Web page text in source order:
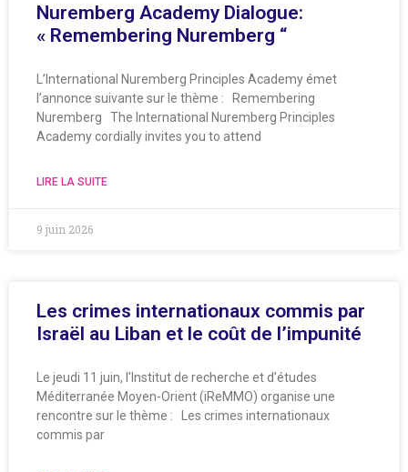
Nuremberg Academy Dialogue:
« Remembering Nuremberg “
L’International Nuremberg Principles Academy émet
l’annonce suivante sur le thème : Remembering
Nuremberg The International Nuremberg Principles
Academy cordially invites you to attend
LIRE LA SUITE
9 juin 2026
Les crimes internationaux commis par
Israël au Liban et le coût de l’impunité
Le jeudi 11 juin, l’Institut de recherche et d’études
Méditerranée Moyen-Orient (iReMMO) organise une
rencontre sur le thème : Les crimes internationaux
commis par